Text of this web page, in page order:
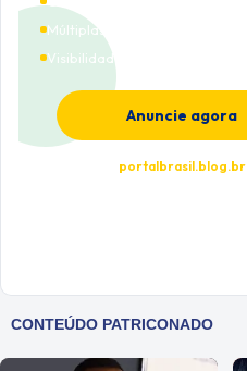
Múltiplas categorias
Visibilidade premium
Anuncie agora
portalbrasil.blog.br